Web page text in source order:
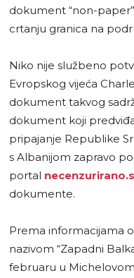
dokument “non-
crtanju granica na
Niko nije službeno
Evropskog vijeća
dokument takvog
dokument koji
pripajanje Republike
s ​​Albanijom zapravo
portal
dokumente.
Prema informacijama
nazivom “Zapadni
februaru u